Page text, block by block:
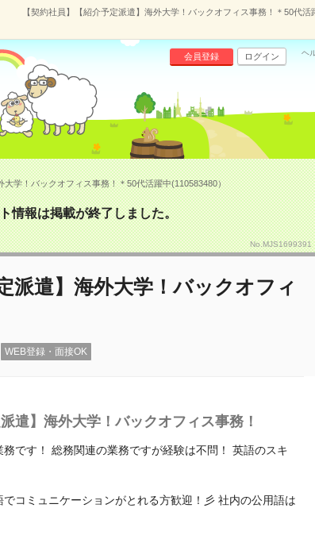
【契約社員】【紹介予定派遣】海外大学！バックオフィス事務！＊50代活
会員登録 ログイン ヘ
学！バックオフィス事務！＊50代活躍中(110583480）
情報は掲載が終了しました。
No.MJS1699391
派遣】海外大学！バックオフィ
WEB登録・面接OK
遣】海外大学！バックオフィス事務！
です！ 総務関連の業務ですが経験は不問！ 英語のスキ
でコミュニケーションがとれる方歓迎！彡 社内の公用語は